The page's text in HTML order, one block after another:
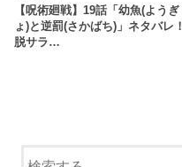
【呪術廻戦】19話「幼魚(ようぎ
ょ)と逆罰(さかばち)」ネタバレ！
脱サラ…